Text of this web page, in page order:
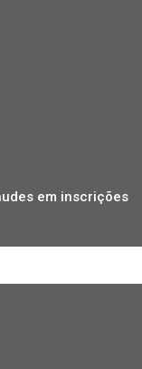
em inscrições